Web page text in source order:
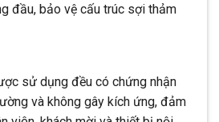
đầu, bảo vệ cấu trúc sợi thảm
sử dụng đều có chứng nhận
và không gây kích ứng, đảm